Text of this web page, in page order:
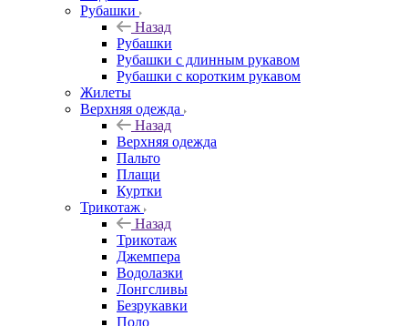
Рубашки
Назад
Рубашки
Рубашки с длинным рукавом
Рубашки с коротким рукавом
Жилеты
Верхняя одежда
Назад
Верхняя одежда
Пальто
Плащи
Куртки
Трикотаж
Назад
Трикотаж
Джемпера
Водолазки
Лонгсливы
Безрукавки
Поло